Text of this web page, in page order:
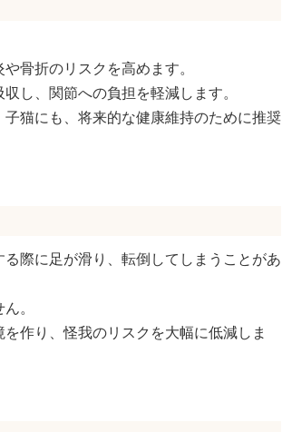
骨折のリスクを高めます。
し、関節への負担を軽減します。
猫にも、将来的な健康維持のために推奨
際に足が滑り、転倒してしまうことがあ
。
作り、怪我のリスクを大幅に低減しま